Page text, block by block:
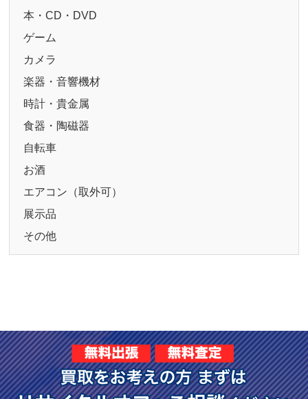
本・CD・DVD
ゲーム
カメラ
楽器・音響機材
時計・貴金属
食器・陶磁器
自転車
お酒
エアコン（取外可）
展示品
その他